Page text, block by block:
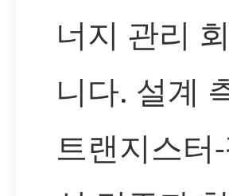
너지 관리
니다. 설계
트랜지스터